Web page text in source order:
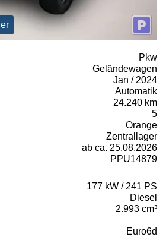
Pkw
Geländewagen
Jan / 2024
Automatik
24.240 km
5
Orange
Zentrallager
ab ca. 25.08.2026
PPU14879
177 kW / 241 PS
Diesel
2.993 cm³
Euro6d